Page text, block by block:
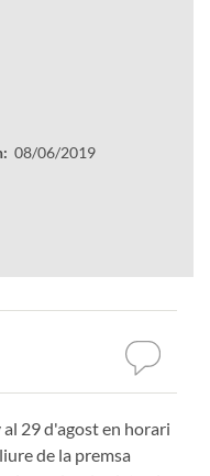
08/06/2019
al 29 d'agost en horari
de la premsa